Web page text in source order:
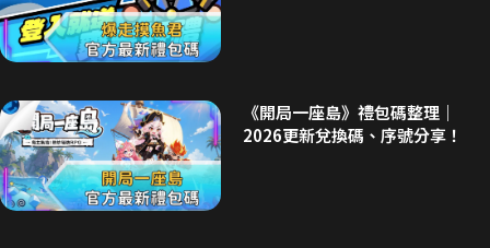
《開局一座島》禮包碼整理｜
2026更新兌換碼、序號分享！